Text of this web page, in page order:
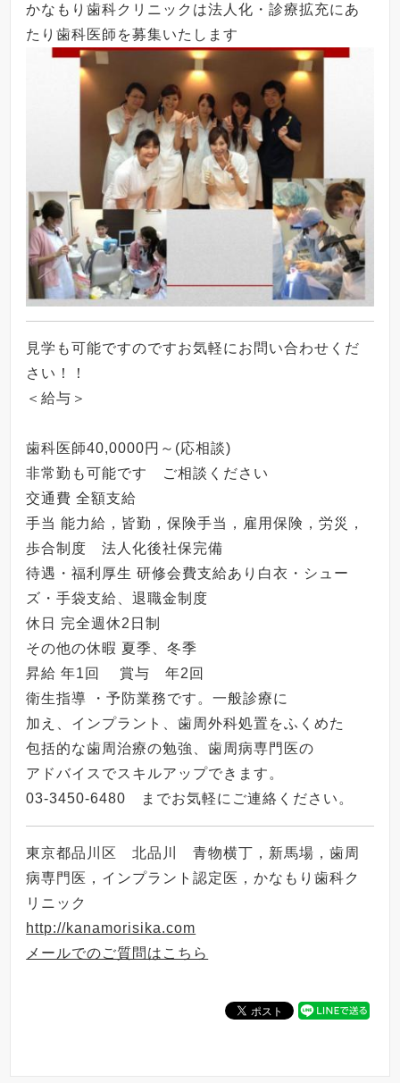
かなもり歯科クリニックは法人化・診療拡充にあ
たり歯科医師を募集いたします
見学も可能ですのですお気軽にお問い合わせくだ
さい！！
＜給与＞
歯科医師40,0000円～(応相談)
非常勤も可能です ご相談ください
交通費 全額支給
手当 能力給，皆勤，保険手当，雇用保険，労災，
歩合制度 法人化後社保完備
待遇・福利厚生 研修会費支給あり白衣・シュー
ズ・手袋支給、退職金制度
休日 完全週休2日制
その他の休暇 夏季、冬季
昇給 年1回 賞与 年2回
衛生指導 ・予防業務です。一般診療に
加え、インプラント、歯周外科処置をふくめた
包括的な歯周治療の勉強、歯周病専門医の
アドバイスでスキルアップできます。
03-3450-6480 までお気軽にご連絡ください。
東京都品川区 北品川 青物横丁，新馬場，歯周
病専門医，インプラント認定医，かなもり歯科ク
リニック
http://kanamorisika.com
メールでのご質問はこちら